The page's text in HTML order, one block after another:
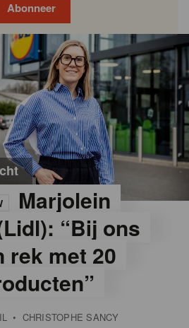
Abonneer
Marjolein
“Bij ons
rek met 20
• CHRISTOPHE SANCY